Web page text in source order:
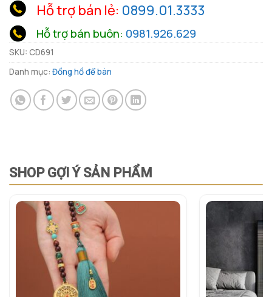
Hỗ trợ bán lẻ: 0899.01.3333
Hỗ trợ bán buôn: 0981.926.629
SKU: CD691
Danh mục: Đồng hồ để bàn
SHOP GỢI Ý SẢN PHẨM